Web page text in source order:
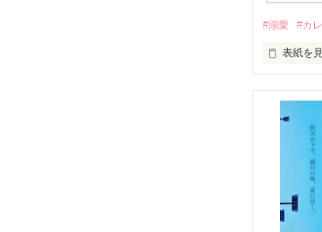
君が好き
大好きだ
#溺愛 #カ
表紙を
‥好き